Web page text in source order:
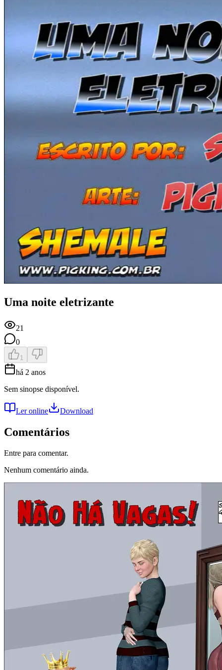
Uma noite eletrizante
21
0
1
há 2 anos
Sem sinopse disponível.
Ler online Download
Comentários
Entre para comentar.
Nenhum comentário ainda.